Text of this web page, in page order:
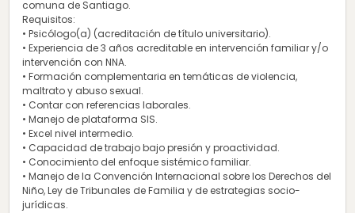
comuna de Santiago.
Requisitos:
• Psicólogo(a) (acreditación de título universitario).
• Experiencia de 3 años acreditable en intervención familiar y/o
intervención con NNA.
• Formación complementaria en temáticas de violencia,
maltrato y abuso sexual.
• Contar con referencias laborales.
• Manejo de plataforma SIS.
• Excel nivel intermedio.
• Capacidad de trabajo bajo presión y proactividad.
• Conocimiento del enfoque sistémico familiar.
• Manejo de la Convención Internacional sobre los Derechos del
Niño, Ley de Tribunales de Familia y de estrategias socio-
jurídicas.